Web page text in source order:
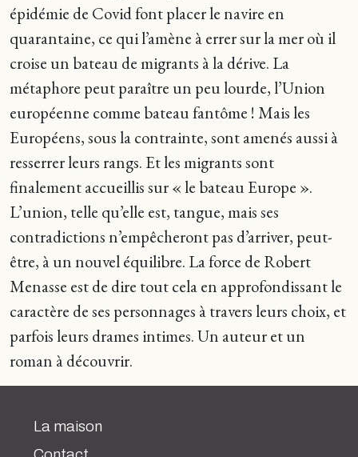
épidémie de Covid font placer le navire en
quarantaine, ce qui l’amène à errer sur la mer où il
croise un bateau de migrants à la dérive. La
métaphore peut paraître un peu lourde, l’Union
européenne comme bateau fantôme ! Mais les
Européens, sous la contrainte, sont amenés aussi à
resserrer leurs rangs. Et les migrants sont
finalement accueillis sur « le bateau Europe ».
L’union, telle qu’elle est, tangue, mais ses
contradictions n’empêcheront pas d’arriver, peut-
être, à un nouvel équilibre. La force de Robert
Menasse est de dire tout cela en approfondissant le
caractère de ses personnages à travers leurs choix, et
parfois leurs drames intimes. Un auteur et un
roman à découvrir.
La maison